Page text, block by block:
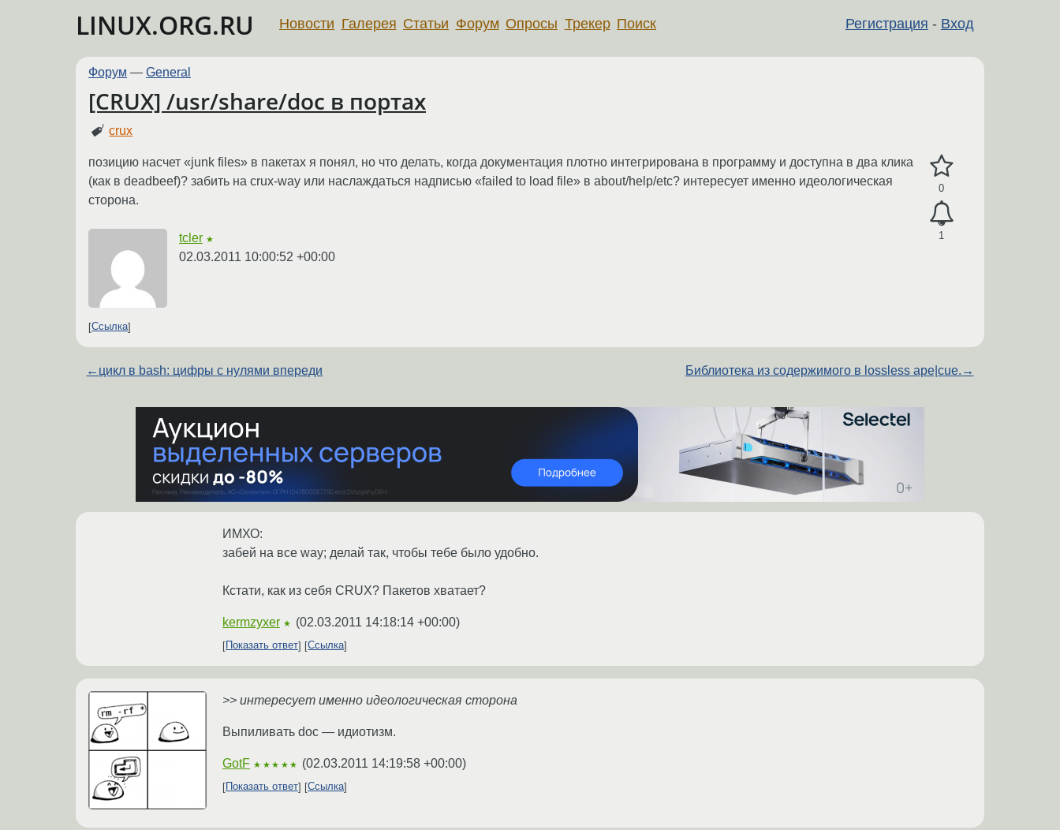
LINUX.ORG.RU Регистрация - Вход
Новости Галерея Статьи Форум Опросы Трекер Поиск
Форум — General
[CRUX] /usr/share/doc в портах
crux
0
1
позицию насчет «junk files» в пакетах я понял, но что делать, когда документация плотно интегрирована в программу и доступна в два клика
(как в deadbeef)? забить на crux-way или наслаждаться надписью «failed to load file» в about/help/etc? интересует именно идеологическая
сторона.
tcler ★
02.03.2011 10:00:52 +00:00
Ссылка
← цикл в bash: цифры с нулями впереди Библиотека из содержимого в lossless ape|cue. →
ИМХО:
забей на все way; делай так, чтобы тебе было удобно.
Кстати, как из себя CRUX? Пакетов хватает?
kermzyxer ★ (02.03.2011 14:18:14 +00:00)
Показать ответ Ссылка
>> интересует именно идеологическая сторона
Выпиливать doc — идиотизм.
GotF ★★★★★ (02.03.2011 14:19:58 +00:00)
Показать ответ Ссылка